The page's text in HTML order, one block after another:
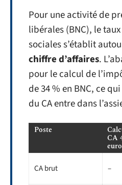
Pour une activité de
libérales (BNC), le
sociales s’établit
chiffre d’affaires.
pour le calcul de
de 34 % en BNC, ce
du CA entre dans
Poste
CA
CA brut –